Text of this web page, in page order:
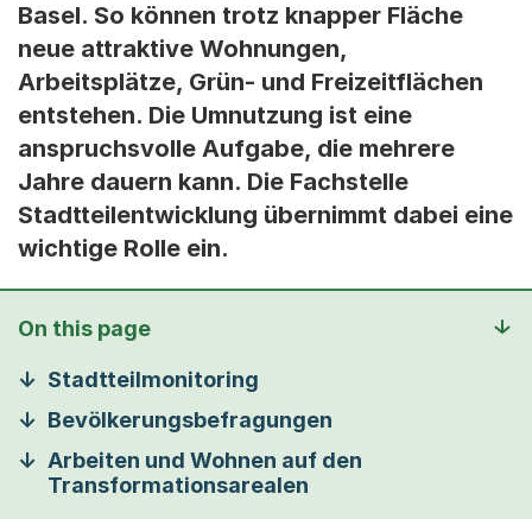
Basel. So können trotz knapper Fläche
neue attraktive Wohnungen,
Arbeitsplätze, Grün- und Freizeitflächen
entstehen. Die Umnutzung ist eine
anspruchsvolle Aufgabe, die mehrere
Jahre dauern kann. Die Fachstelle
Stadtteilentwicklung übernimmt dabei eine
wichtige Rolle ein.
On this page
Stadtteilmonitoring
Bevölkerungsbefragungen
Arbeiten und Wohnen auf den
Transformationsarealen